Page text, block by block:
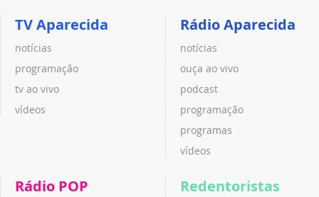
TV Aparecida
notícias
programação
tv ao vivo
vídeos
Rádio Aparecida
notícias
ouça ao vivo
podcast
programação
programas
vídeos
Rádio POP Redentoristas